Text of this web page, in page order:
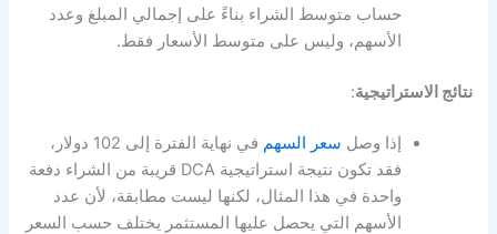
حساب متوسط الشراء بناءً على إجمالي المبلغ وعدد
الأسهم، وليس على متوسط الأسعار فقط.
نتائج الاستراتيجية:
إذا وصل سعر السهم
في نهاية الفترة إلى 102 دولار،
فقد تكون نتيجة استراتيجية DCA قريبة من الشراء دفعة
واحدة في هذا المثال، لكنها ليست مطابقة، لأن عدد
الأسهم التي يحصل عليها المستثمر يختلف حسب السعر